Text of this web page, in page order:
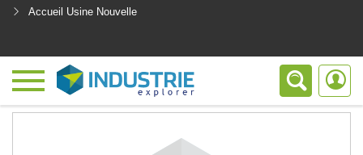
Accueil Usine Nouvelle